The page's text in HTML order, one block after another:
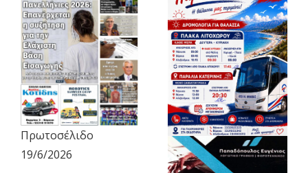
Πρωτοσέλιδο
19/6/2026